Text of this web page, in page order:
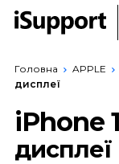
Головна APPLE
дисплеї
iPhone
дисплеї